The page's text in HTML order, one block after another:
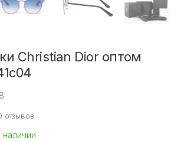
Christian Dior оптом
отзывов
наличии